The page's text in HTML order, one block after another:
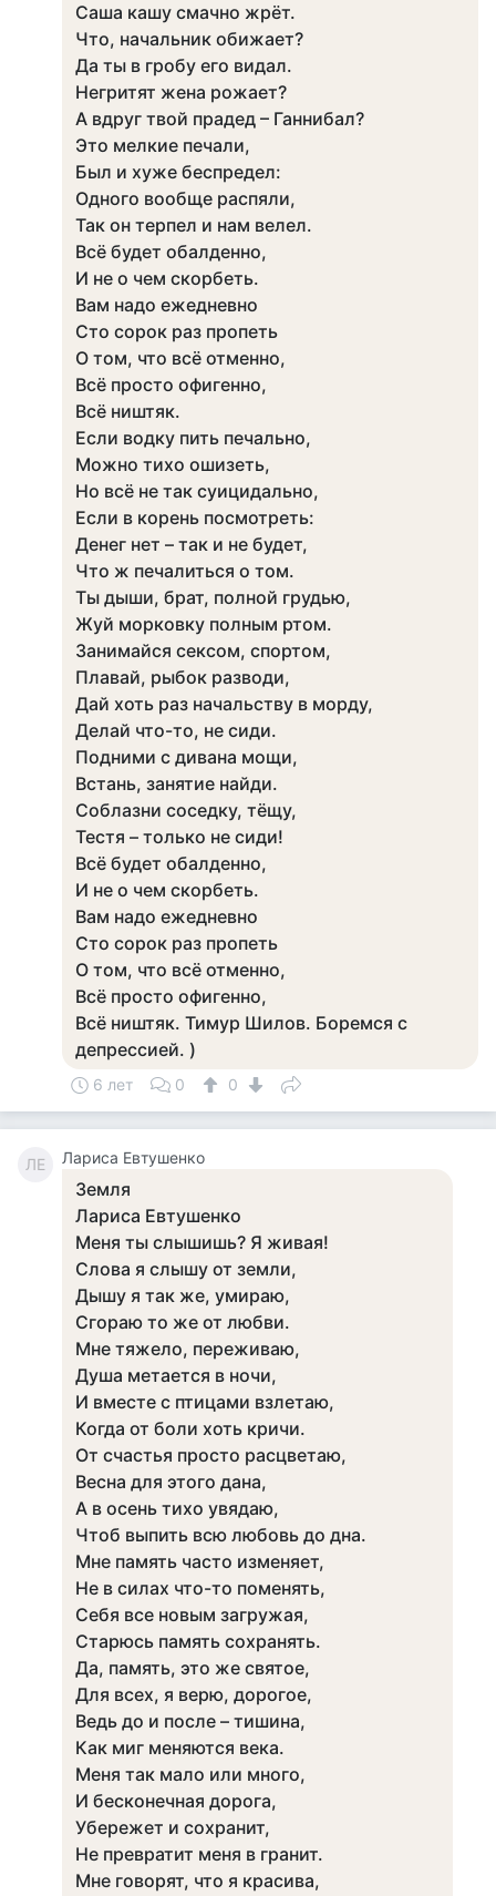
Саша кашу смачно жрёт.
Что, начальник обижает?
Да ты в гробу его видал.
Негритят жена рожает?
А вдруг твой прадед – Ганнибал?
Это мелкие печали,
Был и хуже беспредел:
Одного вообще распяли,
Так он терпел и нам велел.
Всё будет обалденно,
И не о чем скорбеть.
Вам надо ежедневно
Сто сорок раз пропеть
О том, что всё отменно,
Всё просто офигенно,
Всё ништяк.
Если водку пить печально,
Можно тихо ошизеть,
Но всё не так суицидально,
Если в корень посмотреть:
Денег нет – так и не будет,
Что ж печалиться о том.
Ты дыши, брат, полной грудью,
Жуй морковку полным ртом.
Занимайся сексом, спортом,
Плавай, рыбок разводи,
Дай хоть раз начальству в морду,
Делай что-то, не сиди.
Подними с дивана мощи,
Встань, занятие найди.
Соблазни соседку, тёщу,
Тестя – только не сиди!
Всё будет обалденно,
И не о чем скорбеть.
Вам надо ежедневно
Сто сорок раз пропеть
О том, что всё отменно,
Всё просто офигенно,
Всё ништяк. Тимур Шилов. Боремся с
депрессией. )
6 лет 0 0
ЛЕ Лариса Евтушенко
Земля
Лариса Евтушенко
Меня ты слышишь? Я живая!
Слова я слышу от земли,
Дышу я так же, умираю,
Сгораю то же от любви.
Мне тяжело, переживаю,
Душа метается в ночи,
И вместе с птицами взлетаю,
Когда от боли хоть кричи.
От счастья просто расцветаю,
Весна для этого дана,
А в осень тихо увядаю,
Чтоб выпить всю любовь до дна.
Мне память часто изменяет,
Не в силах что-то поменять,
Себя все новым загружая,
Старюсь память сохранять.
Да, память, это же святое,
Для всех, я верю, дорогое,
Ведь до и после – тишина,
Как миг меняются века.
Меня так мало или много,
И бесконечная дорога,
Убережет и сохранит,
Не превратит меня в гранит.
Мне говорят, что я красива,